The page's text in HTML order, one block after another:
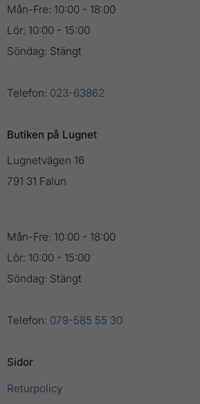
Mån-Fre: 10:00 - 18:00
Lör: 10:00 - 15:00
Söndag: Stängt
Telefon: 023-63862
Butiken på Lugnet
Lugnetvägen 16
791 31 Falun
Mån-Fre: 10:00 - 18:00
Lör: 10:00 - 15:00
Söndag: Stängt
Telefon: 079-585 55 30
Sidor
Returpolicy